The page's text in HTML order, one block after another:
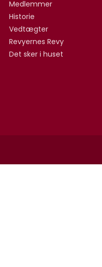
Medlemmer
Historie
Vedtægter
Revyernes Revy
Det sker i huset